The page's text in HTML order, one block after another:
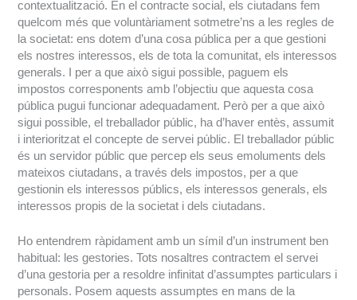
contextualització. En el contracte social, els ciutadans fem
quelcom més que voluntàriament sotmetre’ns a les regles de
la societat: ens dotem d’una cosa pública per a que gestioni
els nostres interessos, els de tota la comunitat, els interessos
generals. I per a que això sigui possible, paguem els
impostos corresponents amb l’objectiu que aquesta cosa
pública pugui funcionar adequadament. Però per a que això
sigui possible, el treballador públic, ha d’haver entès, assumit
i interioritzat el concepte de servei públic. El treballador públic
és un servidor públic que percep els seus emoluments dels
mateixos ciutadans, a través dels impostos, per a que
gestionin els interessos públics, els interessos generals, els
interessos propis de la societat i dels ciutadans.
Ho entendrem ràpidament amb un símil d’un instrument ben
habitual: les gestories. Tots nosaltres contractem el servei
d’una gestoria per a resoldre infinitat d’assumptes particulars i
personals. Posem aquests assumptes en mans de la